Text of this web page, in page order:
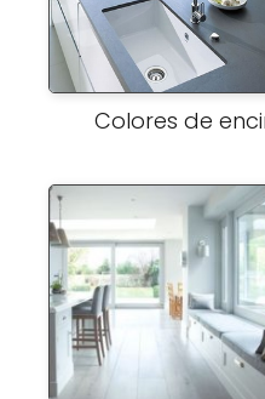
Colores de